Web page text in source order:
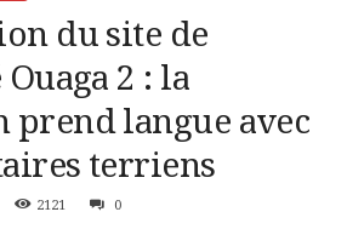
du site de
2 : la
prend langue avec
terriens
2121 0